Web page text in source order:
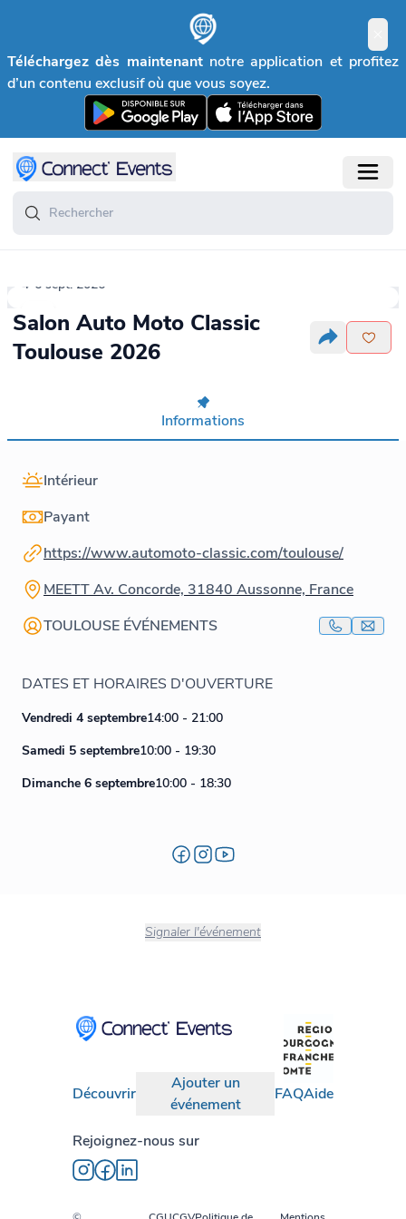
Téléchargez dès maintenant notre application et profitez
d’un contenu exclusif où que vous soyez.
4-6 sept. 2026
Salon Auto Moto Classic
Toulouse 2026
Informations
Intérieur
Payant
https://www.automoto-classic.com/toulouse/
MEETT Av. Concorde, 31840 Aussonne, France
TOULOUSE ÉVÉNEMENTS
DATES ET HORAIRES D'OUVERTURE
Vendredi 4 septembre14:00 - 21:00
Samedi 5 septembre10:00 - 19:30
Dimanche 6 septembre10:00 - 18:30
Signaler l'événement
Découvrir
Ajouter un
événement
FAQAide
Rejoignez-nous sur